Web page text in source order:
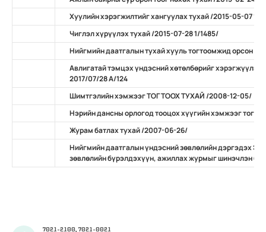
Хуулийн хэрэгжилтийг хангуулах тухай /2015-05-07 11/
Чиглэл хүрүүлэх тухай /2015-07-28 1/1485/
Нийгмийн даатгалын тухай хууль тогтоомжид орсон
Авлигатай тэмцэх үндэсний хөтөлбөрийг хэрэгжүүлэх
2017/07/28 А/124
Шимтгэлийн хэмжээг ТОГТООХ ТУХАЙ /2008-12-05/
Нэрийн дансны орлогод тооцох хүүгийн хэмжээг
Журам батлах тухай /2007-06-26/
Нийгмийн даатгалын үндэсний зөвлөлийн дэргэдэх
зөвлөлийн бүрэлдэхүүн, ажиллах журмыг шинэчлэн
7021-2100, 7021-0021